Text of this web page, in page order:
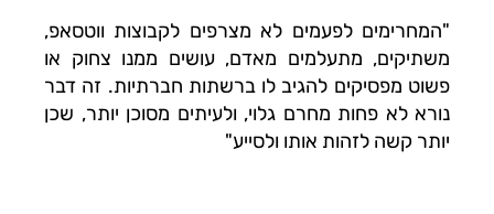
"המחרימים לפעמים לא מצרפים לקבוצות ווטסאפ,
משתיקים, מתעלמים מאדם, עושים ממנו צחוק או
פשוט מפסיקים להגיב לו ברשתות חברתיות. זה דבר
נורא לא פחות מחרם גלוי, ולעיתים מסוכן יותר, שכן
יותר קשה לזהות אותו ולסייע"